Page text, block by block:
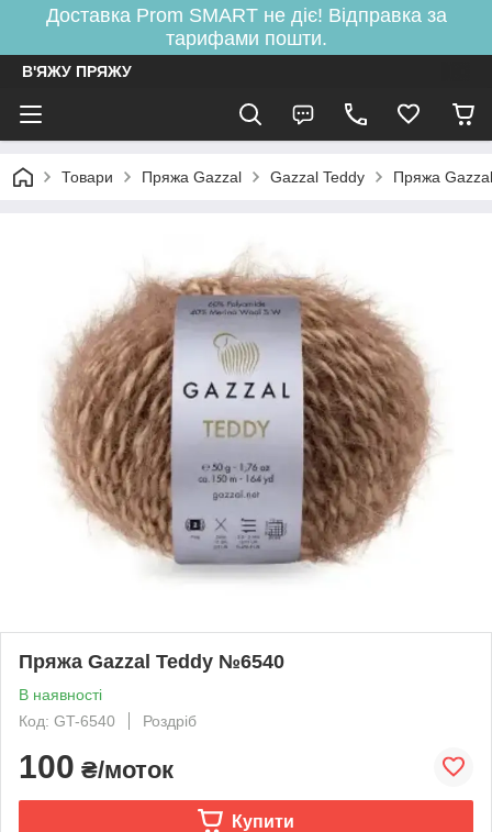
Доставка Prom SMART не діє! Відправка за
тарифами пошти.
В'ЯЖУ ПРЯЖУ
Товари Пряжа Gazzal Gazzal Teddy Пряжа
Пряжа Gazzal Teddy №6540
В наявності
Код: GT-6540
Роздріб
100 ₴/моток
Купити